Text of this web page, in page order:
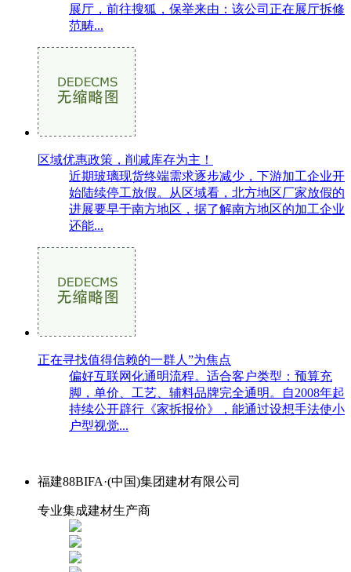
展厅，前往搜狐，保举来由：该公司正在展厅拆修
范畴...
区域优惠政策，削减库存为主！
近期玻璃现货终端需求逐步减少，下游加工企业开
始陆续停工放假。从区域看，北方地区厂家放假的
进展要早于南方地区，据了解南方地区的加工企业
还能...
正在寻找值得信赖的一群人”为焦点
偏好互联网化通明流程。适合客户类型：预算充
脚，单价、工艺、辅料品牌完全通明。自2008年起
持续公开辟行《家拆报价》，能通过设想手法使小
户型视觉...
福建88BIFA·(中国)集团建材有限公司
专业集成建材生产商